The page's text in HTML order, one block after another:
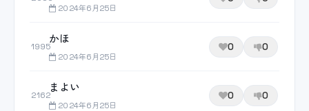
2024年6月25日
1995
かほ
2024年6月25日
0 0
2162
まよい
2024年6月25日
0 0